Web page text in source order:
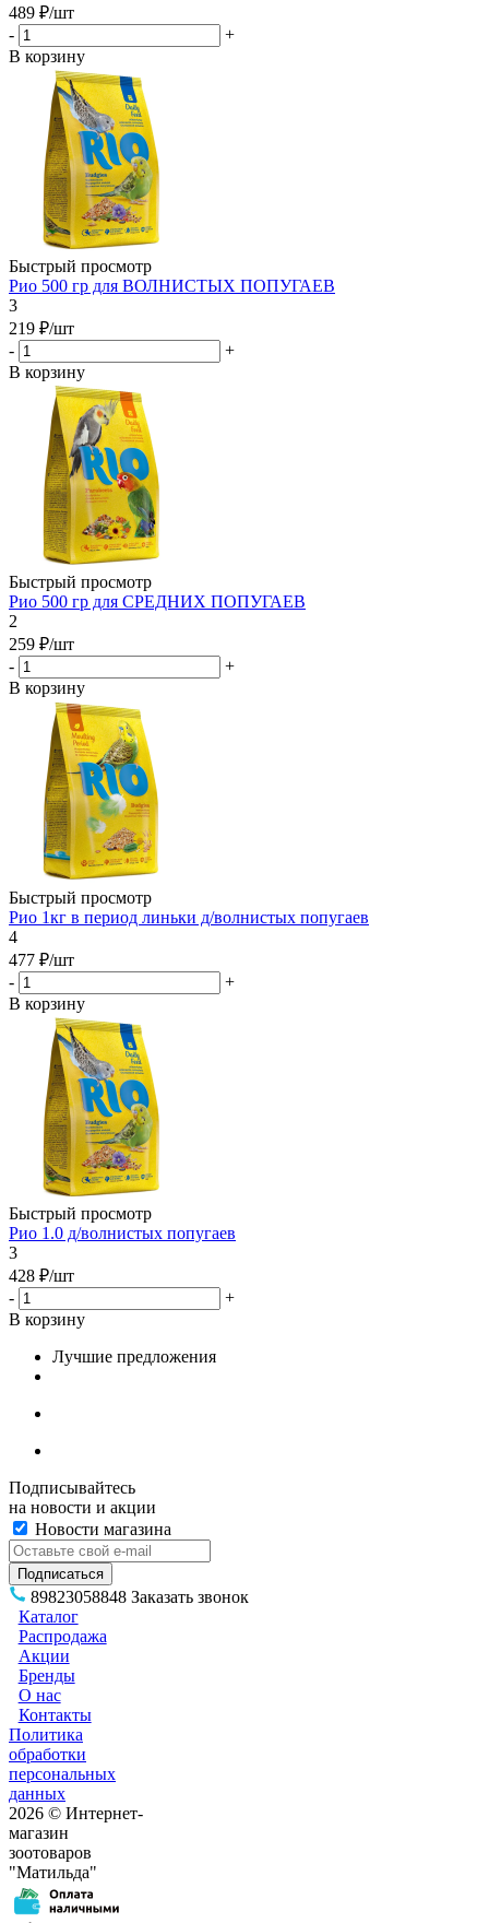
489 ₽/шт
-
+
В корзину
Быстрый просмотр
Рио 500 гр для ВОЛНИСТЫХ ПОПУГАЕВ
3
219 ₽/шт
-
+
В корзину
Быстрый просмотр
Рио 500 гр для СРЕДНИХ ПОПУГАЕВ
2
259 ₽/шт
-
+
В корзину
Быстрый просмотр
Рио 1кг в период линьки д/волнистых попугаев
4
477 ₽/шт
-
+
В корзину
Быстрый просмотр
Рио 1.0 д/волнистых попугаев
3
428 ₽/шт
-
+
В корзину
Лучшие предложения
Подписывайтесь
на новости и акции
Новости магазина
89823058848 Заказать звонок
Каталог
Распродажа
Акции
Бренды
О нас
Контакты
Политика
обработки
персональных
данных
2026 © Интернет-
магазин
зоотоваров
"Матильда"